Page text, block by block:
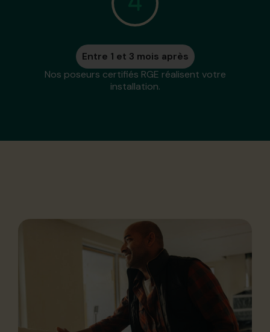
Entre 1 et 3 mois après
Nos poseurs certifiés RGE réalisent votre
installation.